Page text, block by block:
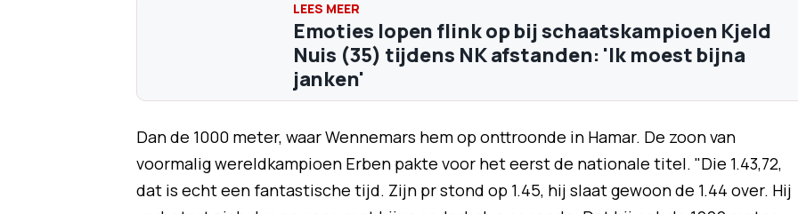
Emoties lopen flink op bij schaatskampioen Kjeld
Nuis (35) tijdens NK afstanden: 'Ik moest bijna
janken'
Dan de 1000 meter, waar Wennemars hem op onttroonde in Hamar. De zoon van
voormalig wereldkampioen Erben pakte voor het eerst de nationale titel. "Die 1.43,72,
dat is echt een fantastische tijd. Zijn pr stond op 1.45, hij slaat gewoon de 1.44 over. Hij